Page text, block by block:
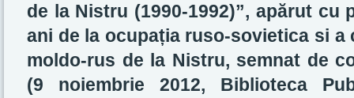
de la Nistru (1990-1992)”, apărut cu
ani de la ocupația ruso-sovietica si a
moldo-rus de la Nistru, semnat de
(9 noiembrie 2012, Biblioteca